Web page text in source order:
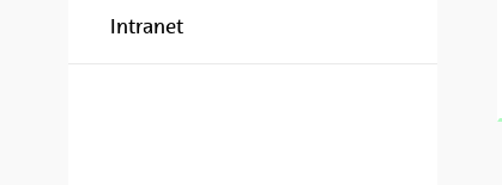
Intranet